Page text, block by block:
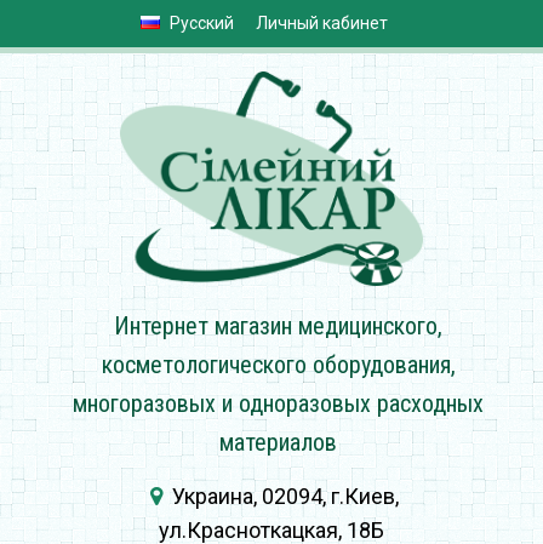
Русский Личный кабинет
Интернет магазин медицинского,
косметологического оборудования,
многоразовых и одноразовых расходных
материалов
Украина, 02094, г.Киев,
ул.Красноткацкая, 18Б